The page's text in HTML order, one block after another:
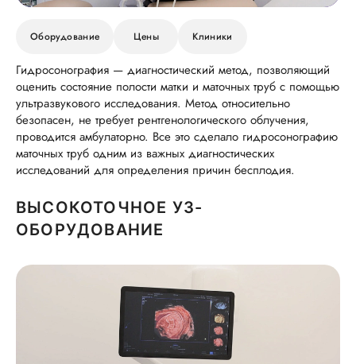
Оборудование Цены Клиники
Гидросонография — диагностический метод, позволяющий
оценить состояние полости матки и маточных труб с помощью
ультразвукового исследования. Метод относительно
безопасен, не требует рентгенологического облучения,
проводится амбулаторно. Все это сделало гидросонографию
маточных труб одним из важных диагностических
исследований для определения причин бесплодия.
ВЫСОКОТОЧНОЕ УЗ-
ОБОРУДОВАНИЕ